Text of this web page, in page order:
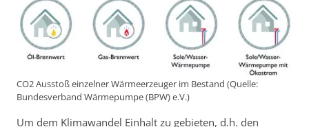
CO2 Ausstoß einzelner Wärmeerzeuger im Bestand (Quelle:
Bundesverband Wärmepumpe (BPW) e.V.)
Um dem Klimawandel Einhalt zu gebieten, d.h. den